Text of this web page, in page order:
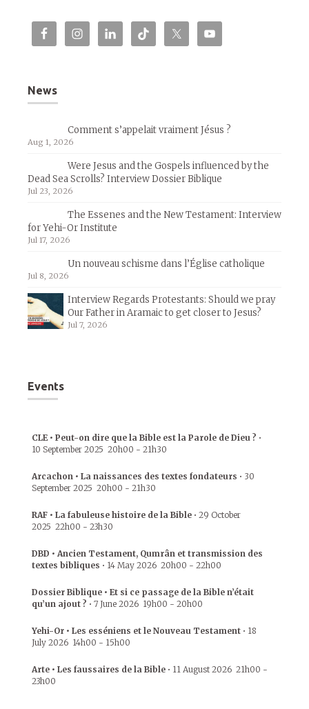
News
Comment s’appelait vraiment Jésus ?
Aug 1, 2026
Were Jesus and the Gospels influenced by the
Dead Sea Scrolls? Interview Dossier Biblique
Jul 23, 2026
The Essenes and the New Testament: Interview
for Yehi-Or Institute
Jul 17, 2026
Un nouveau schisme dans l’Église catholique
Jul 8, 2026
Interview Regards Protestants: Should we pray
Our Father in Aramaic to get closer to Jesus?
Jul 7, 2026
Events
CLE • Peut-on dire que la Bible est la Parole de Dieu ? •
10 September 2025 20h00 - 21h30
Arcachon • La naissances des textes fondateurs • 30
September 2025 20h00 - 21h30
RAF • La fabuleuse histoire de la Bible • 29 October
2025 22h00 - 23h30
DBD • Ancien Testament, Qumrân et transmission des
textes bibliques • 14 May 2026 20h00 - 22h00
Dossier Biblique • Et si ce passage de la Bible n’était
qu’un ajout ? • 7 June 2026 19h00 - 20h00
Yehi-Or • Les esséniens et le Nouveau Testament • 18
July 2026 14h00 - 15h00
Arte • Les faussaires de la Bible • 11 August 2026 21h00 -
23h00